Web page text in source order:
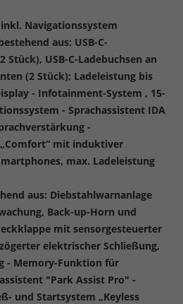
Navigationssystem
aus: USB-C-
USB-C-Ladebuchsen an
(2 Stück); Ladeleistung bis
- Infotainment-System , 15-
- Sprachassistent IDA
-
mit induktiver
max. Ladeleistung
aus: Diebstahlwarnanlage
Back-up-Horn und
mit sensorgesteuerter
elektrischer Schließung,
- Memory-Funktion für
"Park Assist Pro" -
und Startsystem „Keyless